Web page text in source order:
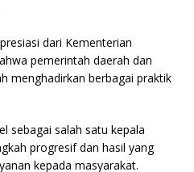
dari Kementerian
pemerintah daerah dan
menghadirkan berbagai praktik
sebagai salah satu kepala
progresif dan hasil yang
kepada masyarakat.